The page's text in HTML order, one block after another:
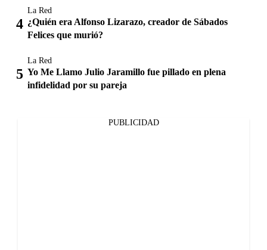
La Red
¿Quién era Alfonso Lizarazo, creador de Sábados
Felices que murió?
La Red
Yo Me Llamo Julio Jaramillo fue pillado en plena
infidelidad por su pareja
PUBLICIDAD